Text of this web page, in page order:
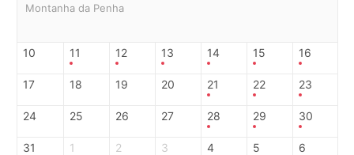
Montanha da Penha
10 11 12 13 14 15 16
17 18 19 20 21 22 23
24 25 26 27 28 29 30
31 1 2 3 4 5 6